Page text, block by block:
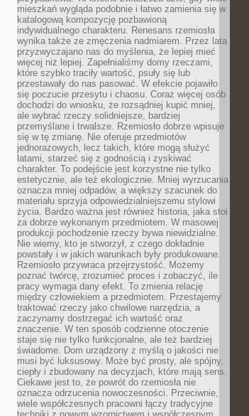
mieszkań wygląda podobnie i łatwo zamienia się w
katalogową kompozycję pozbawioną
indywidualnego charakteru. Renesans rzemiosła
wynika także ze zmęczenia nadmiarem. Przez lata
przyzwyczajano nas do myślenia, że lepiej mieć
więcej niż lepiej. Zapełnialiśmy domy rzeczami,
które szybko traciły wartość, psuły się lub
przestawały do nas pasować. W efekcie pojawiło
się poczucie przesytu i chaosu. Coraz więcej osób
dochodzi do wniosku, że rozsądniej kupić mniej,
ale wybrać rzeczy solidniejsze, bardziej
przemyślane i trwalsze. Rzemiosło dobrze wpisuje
się w tę zmianę. Nie oferuje przedmiotów
jednorazowych, lecz takich, które mogą służyć
latami, starzeć się z godnością i zyskiwać
charakter. To podejście jest korzystne nie tylko
estetycznie, ale też ekologicznie. Mniej wyrzucania
oznacza mniej odpadów, a większy szacunek do
materiału sprzyja odpowiedzialniejszemu stylowi
życia. Bardzo ważna jest również historia, jaka stoi
za dobrze wykonanym przedmiotem. W masowej
produkcji pochodzenie rzeczy bywa niewidzialne.
Nie wiemy, kto je stworzył, z czego dokładnie
powstały i w jakich warunkach były produkowane.
Rzemiosło przywraca przejrzystość. Możemy
poznać twórcę, zrozumieć proces i zobaczyć, ile
pracy wymaga dany efekt. To zmienia relację
między człowiekiem a przedmiotem. Przestajemy
traktować rzeczy jako chwilowe narzędzia, a
zaczynamy dostrzegać ich wartość oraz
znaczenie. W ten sposób codzienne otoczenie
staje się nie tylko funkcjonalne, ale też bardziej
świadome. Dom urządzony z myślą o jakości nie
musi być luksusowy. Może być prosty, ale spójny,
ciepły i zbudowany na decyzjach, które mają sens.
Ciekawe jest to, że powrót do rzemiosła nie
oznacza odrzucenia nowoczesności. Przeciwnie,
wiele współczesnych pracowni łączy tradycyjne